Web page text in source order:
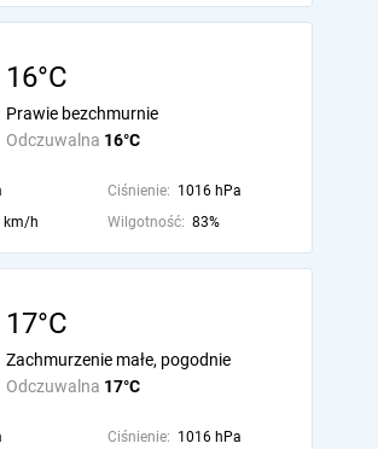
16°C
Odczuwalna 16°C
Prawie bezchmurnie
Ciśnienie: 1016 hPa
km/h Wilgotność: 83%
17°C
Odczuwalna 17°C
Zachmurzenie małe, pogodnie
Ciśnienie: 1016 hPa